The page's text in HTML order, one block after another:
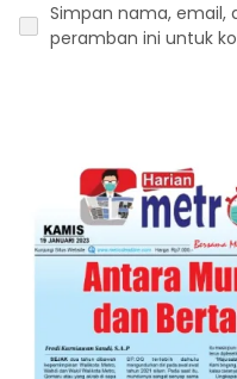
Simpan nama, email,
peramban ini untuk